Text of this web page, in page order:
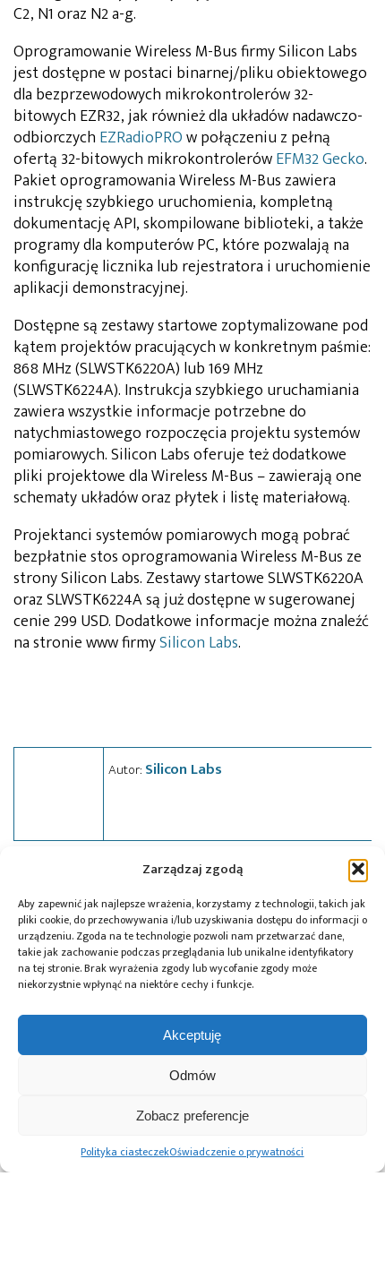
Zarządzaj zgodą
Aby zapewnić jak najlepsze wrażenia, korzystamy z technologii, takich jak
pliki cookie, do przechowywania i/lub uzyskiwania dostępu do informacji o
urządzeniu. Zgoda na te technologie pozwoli nam przetwarzać dane,
takie jak zachowanie podczas przeglądania lub unikalne identyfikatory
na tej stronie. Brak wyrażenia zgody lub wycofanie zgody może
niekorzystnie wpłynąć na niektóre cechy i funkcje.
Akceptuję
Odmów
Zobacz preferencje
Polityka ciasteczekOświadczenie o prywatności
C2, N1 oraz N2 a-g.
Oprogramowanie Wireless M-Bus firmy Silicon Labs
jest dostępne w postaci binarnej/pliku obiektowego
dla bezprzewodowych mikrokontrolerów 32-
bitowych EZR32, jak również dla układów nadawczo-
odbiorczych EZRadioPROw połączeniu z pełną
ofertą 32-bitowych mikrokontrolerówEFM32 Gecko.
Pakiet oprogramowania Wireless M-Bus zawiera
instrukcję szybkiego uruchomienia, kompletną
dokumentację API, skompilowane biblioteki, a także
programy dla komputerów PC, które pozwalają na
konfigurację licznika lub rejestratora i uruchomienie
aplikacji demonstracyjnej.
Dostępne są zestawy startowe zoptymalizowane pod
kątem projektów pracujących w konkretnym paśmie:
868 MHz (SLWSTK6220A) lub 169 MHz
(SLWSTK6224A). Instrukcja szybkiego uruchamiania
zawiera wszystkie informacje potrzebne do
natychmiastowego rozpoczęcia projektu systemów
pomiarowych. Silicon Labs oferuje też dodatkowe
pliki projektowe dla Wireless M-Bus – zawierają one
schematy układów oraz płytek i listę materiałową.
Projektanci systemów pomiarowych mogą pobrać
bezpłatnie stos oprogramowania Wireless M-Bus ze
strony Silicon Labs. Zestawy startowe SLWSTK6220A
oraz SLWSTK6224A są już dostępne w sugerowanej
cenie 299 USD. Dodatkowe informacje można znaleźć
na stronie www firmySilicon Labs.
Autor: Silicon Labs
Silicon Labs
Przeczytaj również:
w europejskim
ekosystemie
DigiKey i Shawn
i filmy
z wykorzystaniem
robotów Balance
Bots
wyraźnego
oznaczania treści
generowanych
przez AI